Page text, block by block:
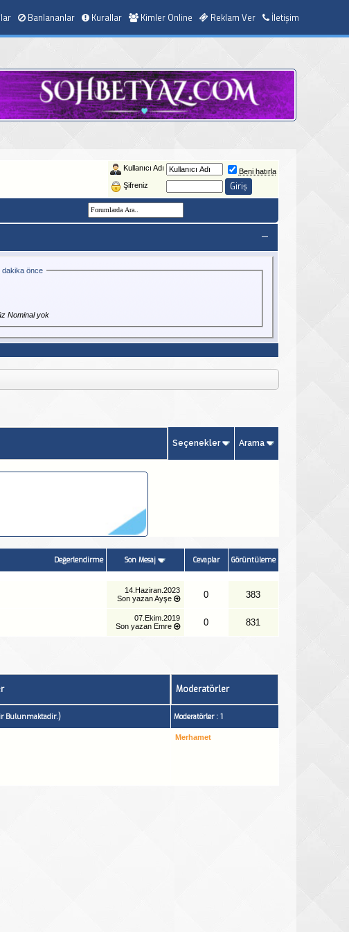
Banlananlar Kurallar Kimler Online Reklam Ver İletişim
Kullanıcı Adı
Beni hatırla
Şifreniz
dakika önce
Nominal yok
Seçenekler Arama
Değerlendirme Son Mesaj Cevaplar Görüntüleme
14.Haziran.2023
Son yazanAyşe 0 383
07.Ekim.2019
Son yazan Emre 0 831
Moderatörler
Bulunmaktadir.) Moderatörler : 1
Merhamet